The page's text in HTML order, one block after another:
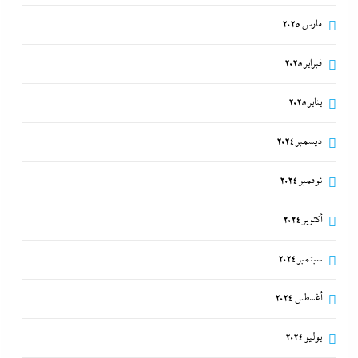
كواليس اتفاق نزع السلاح في غزة
مارس 2025
فبراير 2025
يناير 2025
ديسمبر 2024
نوفمبر 2024
أكتوبر 2024
سبتمبر 2024
أغسطس 2024
يوليو 2024